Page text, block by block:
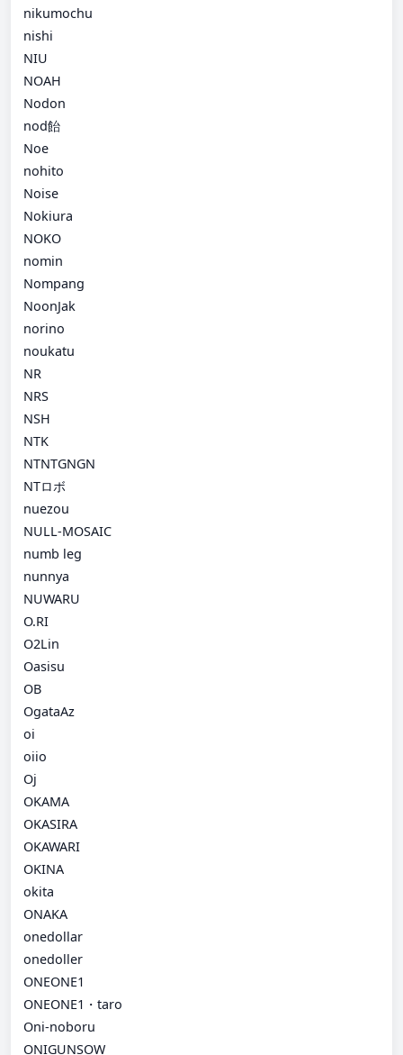
nikumochu
nishi
NIU
NOAH
Nodon
nod飴
Noe
nohito
Noise
Nokiura
NOKO
nomin
Nompang
NoonJak
norino
noukatu
NR
NRS
NSH
NTK
NTNTGNGN
NTロボ
nuezou
NULL-MOSAIC
numb leg
nunnya
NUWARU
O.RI
O2Lin
Oasisu
OB
OgataAz
oi
oiio
Oj
OKAMA
OKASIRA
OKAWARI
OKINA
okita
ONAKA
onedollar
onedoller
ONEONE1
ONEONE1・taro
Oni-noboru
ONIGUNSOW